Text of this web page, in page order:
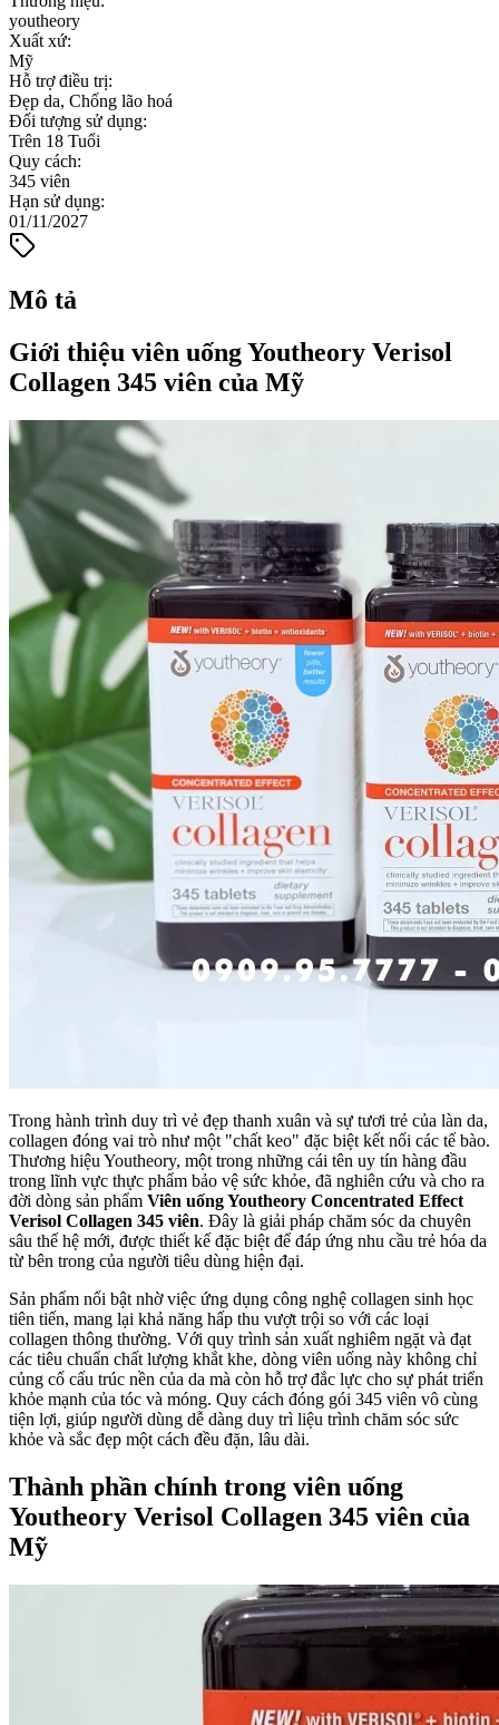
youtheory
Xuất xứ:
Mỹ
Hỗ trợ điều trị:
Đẹp da, Chống lão hoá
Đối tượng sử dụng:
Trên 18 Tuổi
Quy cách:
345 viên
Hạn sử dụng:
01/11/2027
Mô tả
Giới thiệu viên uống Youtheory Verisol
Collagen 345 viên của Mỹ
Trong hành trình duy trì vẻ đẹp thanh xuân và sự tươi trẻ của làn da,
collagen đóng vai trò như một "chất keo" đặc biệt kết nối các tế bào.
Thương hiệu Youtheory, một trong những cái tên uy tín hàng đầu
trong lĩnh vực thực phẩm bảo vệ sức khỏe, đã nghiên cứu và cho ra
đời dòng sản phẩm Viên uống Youtheory Concentrated Effect
Verisol Collagen 345 viên. Đây là giải pháp chăm sóc da chuyên
sâu thế hệ mới, được thiết kế đặc biệt để đáp ứng nhu cầu trẻ hóa da
từ bên trong của người tiêu dùng hiện đại.
Sản phẩm nổi bật nhờ việc ứng dụng công nghệ collagen sinh học
tiên tiến, mang lại khả năng hấp thu vượt trội so với các loại
collagen thông thường. Với quy trình sản xuất nghiêm ngặt và đạt
các tiêu chuẩn chất lượng khắt khe, dòng viên uống này không chỉ
củng cố cấu trúc nền của da mà còn hỗ trợ đắc lực cho sự phát triển
khỏe mạnh của tóc và móng. Quy cách đóng gói 345 viên vô cùng
tiện lợi, giúp người dùng dễ dàng duy trì liệu trình chăm sóc sức
khỏe và sắc đẹp một cách đều đặn, lâu dài.
Thành phần chính trong viên uống
Youtheory Verisol Collagen 345 viên của
Mỹ